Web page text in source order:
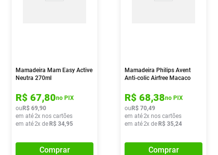
Mamadeira Mam Easy Active
Neutra 270ml
R$ 67,80no PIX
ou R$ 69,90
em até2x nos cartões
em até2x de R$ 34,95
Comprar
Mamadeira Philips Avent
Anti-colic Airfree Macaco
R$ 68,38no PIX
ou R$ 70,49
em até2x nos cartões
em até2x de R$ 35,24
Comprar